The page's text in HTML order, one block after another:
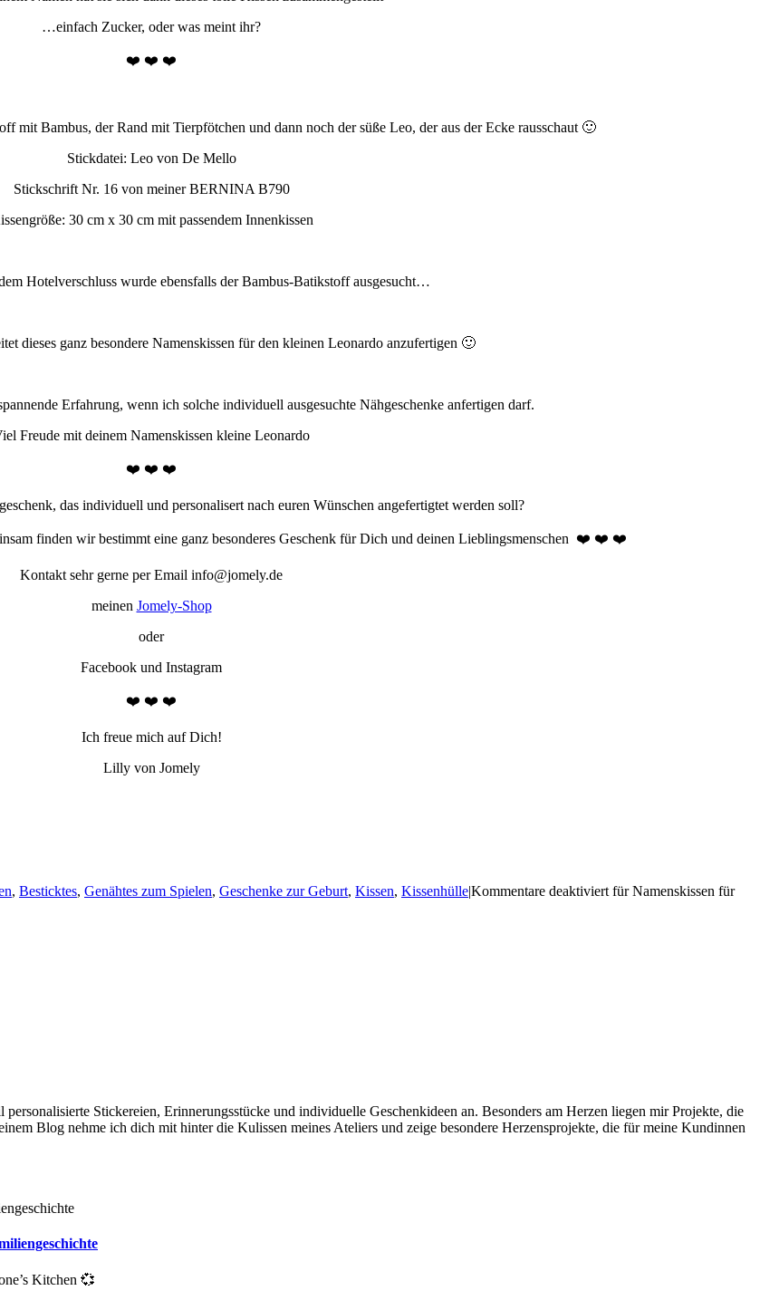
…einfach Zucker, oder was meint ihr?
❤️ ❤️ ❤️
mit Bambus, der Rand mit Tierpfötchen und dann noch der süße Leo, der aus der Ecke rausschaut 🙂
Stickdatei: Leo von De Mello
Stickschrift Nr. 16 von meiner BERNINA B790
30 cm x 30 cm mit passendem Innenkissen
Hotelverschluss wurde ebensfalls der Bambus-Batikstoff ausgesucht…
dieses ganz besondere Namenskissen für den kleinen Leonardo anzufertigen 🙂
Erfahrung, wenn ich solche individuell ausgesuchte Nähgeschenke anfertigen darf.
Freude mit deinem Namenskissen kleine Leonardo
❤️ ❤️ ❤️
das individuell und personalisert nach euren Wünschen angefertigtet werden soll?
finden wir bestimmt eine ganz besonderes Geschenk für Dich und deinen Lieblingsmenschen ❤️ ❤️ ❤️
Kontakt sehr gerne per Email info@jomely.de
meinen Jomely-Shop
oder
Facebook und Instagram
❤️ ❤️ ❤️
Ich freue mich auf Dich!
Lilly von Jomely
, Besticktes, Genähtes zum Spielen, Geschenke zur Geburt, Kissen, Kissenhülle|Kommentare deaktiviert für Namenskissen für
Stickereien, Erinnerungsstücke und individuelle Geschenkideen an. Besonders am Herzen liegen mir Projekte, die
Blog nehme ich dich mit hinter die Kulissen meines Ateliers und zeige besondere Herzensprojekte, die für meine Kundinnen